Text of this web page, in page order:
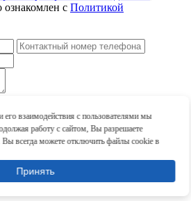
с Политикой
его взаимодействия с пользователями мы
работу с сайтом, Вы разрешаете
Вы всегда можете отключить файлы cookie в
Принять